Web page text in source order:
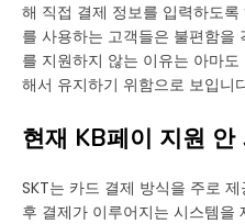
해 직접 결제 정보를 입력하도
를 사용하는 고객들은 불편함을
를 지원하지 않는 이유는 아마
해서 유지하기 위함으로 보입니
현재 KB페이 지원 안
SKT는 카드 결제 방식을 주로
후 결제가 이루어지는 시스템을